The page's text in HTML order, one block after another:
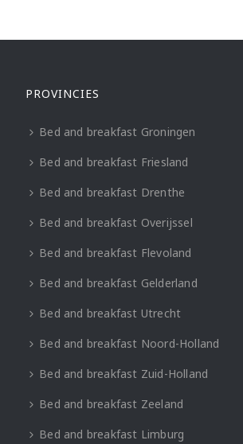
PROVINCIES
Bed and breakfast Groningen
Bed and breakfast Friesland
Bed and breakfast Drenthe
Bed and breakfast Overijssel
Bed and breakfast Flevoland
Bed and breakfast Gelderland
Bed and breakfast Utrecht
Bed and breakfast Noord-Holland
Bed and breakfast Zuid-Holland
Bed and breakfast Zeeland
Bed and breakfast Limburg